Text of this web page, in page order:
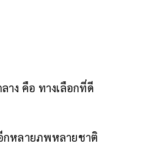
ง คือ ทางเลือกที่ดี
กหลายภพหลายชาติ